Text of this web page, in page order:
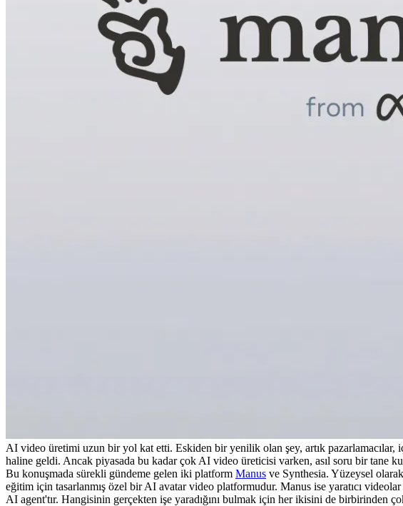
AI video üretimi uzun bir yol kat etti. Eskiden bir yenilik olan şey, artık
haline geldi. Ancak piyasada bu kadar çok AI video üreticisi varken, asıl soru bir tane
Bu konuşmada sürekli gündeme gelen iki platform Manus ve Synthesia. Yüzeysel
eğitim için tasarlanmış özel bir AI avatar video platformudur. Manus ise yaratıcı
AI agent'tır. Hangisinin gerçekten işe yaradığını bulmak için her ikisini de birbirinden